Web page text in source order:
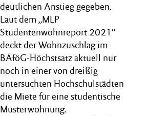
deutlichen Anstieg gegeben.
Laut dem „MLP
Studentenwohnreport 2021“
deckt der Wohnzuschlag im
BAföG-Höchstsatz aktuell nur
noch in einer von dreißig
untersuchten Hochschulstädten
die Miete für eine studentische
Musterwohnung.